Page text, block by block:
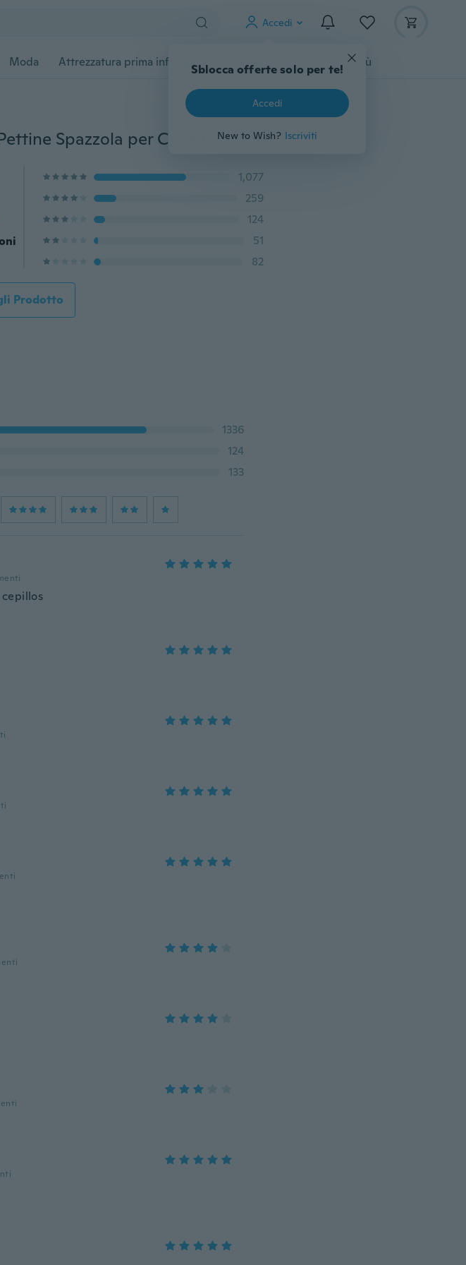
Accedi
Sblocca offerte solo per te!
Accedi
New to Wish? Iscriviti
Moda Attrezzatura prima infanzia Accessori per animali Di più
Durevole Mini 1PC Vendite Calde Pettine Spazzola per Capelli Cleaner Strumento Incorporato Salone di Casa Colore Essenziale A Caso
1,077
259
124
51
82
Prodotto
1336
124
133